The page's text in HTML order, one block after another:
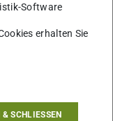
Software
erhalten Sie
SCHLIESSEN